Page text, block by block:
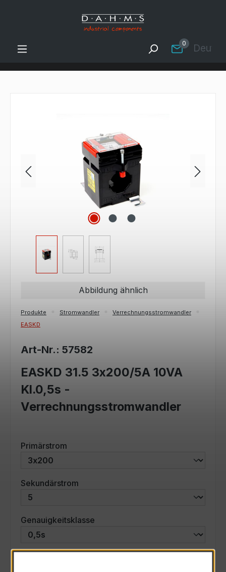
Zum Hauptinhalt springen
0
Abbildung ähnlich
Produkte Stromwandler
Verrechnungsstromwandler
EASKD
Art-Nr.: 57582
EASKD 31.5 3x200/5A 10VA
Kl.0,5s -
Verrechnungsstromwandler
Primärstrom
Sekundärstrom
Genauigkeitsklasse